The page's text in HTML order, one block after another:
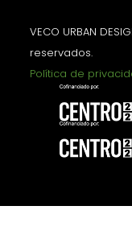
VECO URBAN
reservados.
Política de